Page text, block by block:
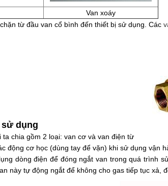
Van xoáy
từ đầu van cổ bình đến thiết bị sử dụng. Các
sử dụng
chia gồm 2 loại: van cơ và van điện từ
động cơ học (dùng tay để vặn) khi sử dụng vận
dòng điện để đóng ngắt van trong quá trình
này tự động ngắt để không cho gas tiếp tục